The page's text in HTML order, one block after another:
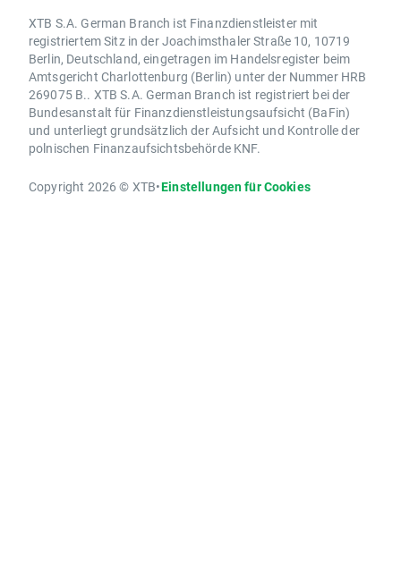
XTB S.A. German Branch ist Finanzdienstleister mit
registriertem Sitz in der Joachimsthaler Straße 10, 10719
Berlin, Deutschland, eingetragen im Handelsregister beim
Amtsgericht Charlottenburg (Berlin) unter der Nummer HRB
269075 B.. XTB S.A. German Branch ist registriert bei der
Bundesanstalt für Finanzdienstleistungsaufsicht (BaFin)
und unterliegt grundsätzlich der Aufsicht und Kontrolle der
polnischen Finanzaufsichtsbehörde KNF.
Copyright 2026 © XTB•Einstellungen für Cookies